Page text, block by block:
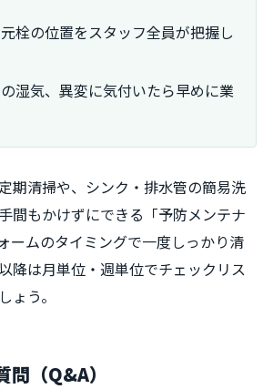
栓の位置をスタッフ全員が把握し
湿気、異変に気付いたら早めに業
期清掃や、シンク・排水管の簡易洗
間もかけずにできる「予防メンテナ
ームのタイミングで一度しっかり清
降は月単位・週単位でチェックリス
ょう。
問（Q&A）